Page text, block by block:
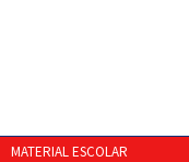
MATERIAL ESCOLAR